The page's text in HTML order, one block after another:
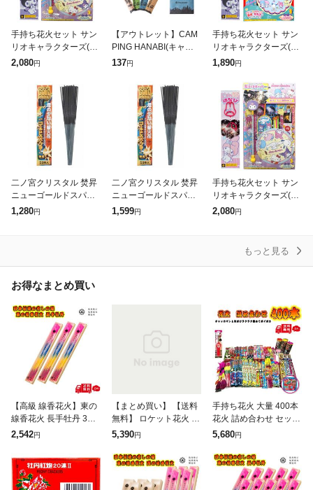
手持ち花火セット サン
リオキャラクターズ(魔
法のスティック付) + ク
ラー) | sanrio おもちゃ
2,080円
【アウトレット】CAM
PING HANABI(キャン
ピング花火)No.02 スパ
城花火 静音 煙が少な
137円
手持ち花火セット サン
リオキャラクターズ(魔
法のメガネ付) + クロミ
| sanrio おもちゃ
1,890円
二ノ宮クリスタル 焚昇
ニューゴールドスパー
クラー花火 50本入 280
1,280円
二ノ宮クリスタル 焚昇
ニューゴールドスパー
クラー花火 50本入 280
1,599円
手持ち花火セット サン
リオキャラクターズ(魔
法のスティック付) + マ
2,080円
もっと見る
お得なまとめ買い
【高級 線香花火】東の
線香花火 長手牡丹 3個
セット 筒井時正玩具花
花火 まとめ買い 伝統
ギフトお盆
2,542円
【まとめ買い】 【送料
無料】 ロケット花火 新
小月旅行 144本入り(12
鳥獣退散 動物対策 害獣
対
5,390円
手持ち花火 大量 400本
花火 詰め合わせ セット
< 虫よけロウソク +チャ
付き> 手持ち 吹き出
5,680円